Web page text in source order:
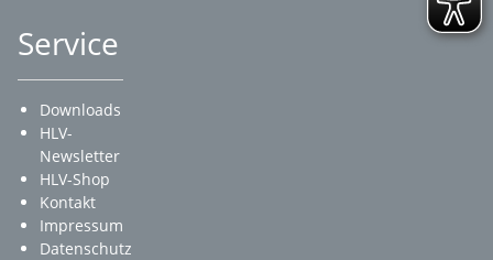
Service
Downloads
HLV-
Newsletter
HLV-Shop
Kontakt
Impressum
Datenschutz